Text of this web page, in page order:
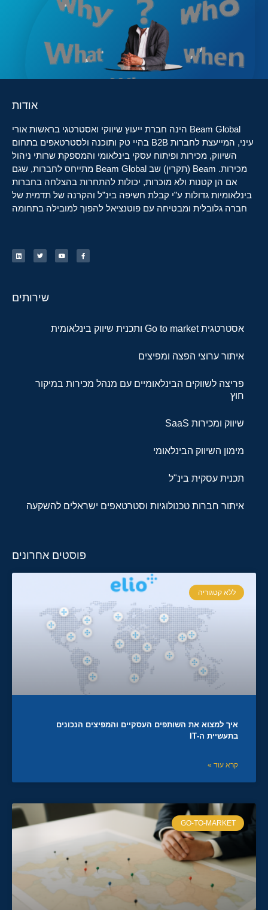
אודות
Beam Global הינה חברת ייעוץ שיווקי ואסטרטגי בראשות אורי
עיני, המייעצת לחברות B2B בהיי טק ותוכנה ולסטרטאפים בתחום
השיווק, מכירות ופיתוח עסקי בינלאומי והמספקת שרותי ניהול
מכירות. Beam (תקרין) שב Beam Global מתייחס לחברות, שגם
אם הן קטנות ולא מוכרות, יכולות להתחרות בהצלחה בחברות
בינלאומיות גדולות ע”י קבלת חשיפה בינ”ל והקרנה של תדמית של
חברה גלובלית ומבטיחה עם פוטנציאל להפוך למובילה בתחומה
שירותים
אסטרטגית Go to market ותכנית שיווק בינלאומית
איתור ערוצי הפצה ומפיצים
פריצה לשווקים הבינלאומיים עם מנהל מכירות במיקור
חוץ
שיווק ומכירות SaaS
מימון השיווק הבינלאומי
תכנית עסקית בינ"ל
איתור חברות טכנולוגיות וסטרטאפים ישראלים להשקעה
פוסטים אחרונים
ללא קטגוריה
איך למצוא את השותפים העסקיים והמפיצים הנכונים
בתעשיית ה-IT
קרא עוד »
GO-TO-MARKET